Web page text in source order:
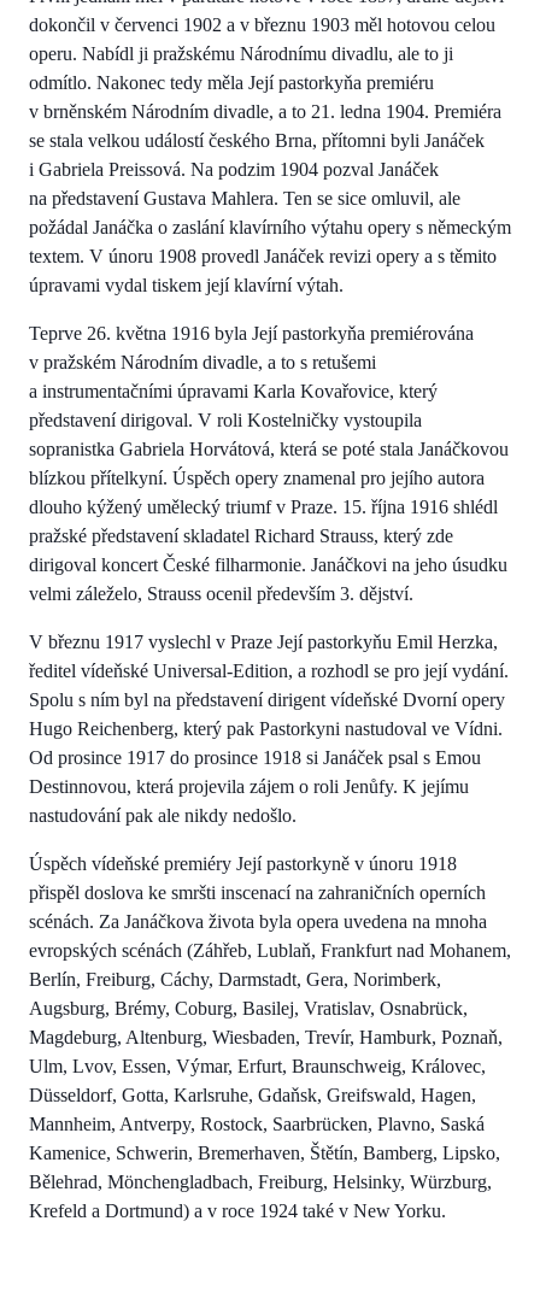
dokončil v červenci 1902 a v březnu 1903 měl hotovou celou
operu. Nabídl ji pražskému Národnímu divadlu, ale to ji
odmítlo. Nakonec tedy měla Její pastorkyňa premiéru
v brněnském Národním divadle, a to 21. ledna 1904. Premiéra
se stala velkou událostí českého Brna, přítomni byli Janáček
i Gabriela Preissová. Na podzim 1904 pozval Janáček
na představení Gustava Mahlera. Ten se sice omluvil, ale
požádal Janáčka o zaslání klavírního výtahu opery s německým
textem. V únoru 1908 provedl Janáček revizi opery a s těmito
úpravami vydal tiskem její klavírní výtah.
Teprve 26. května 1916 byla Její pastorkyňa premiérována
v pražském Národním divadle, a to s retušemi
a instrumentačními úpravami Karla Kovařovice, který
představení dirigoval. V roli Kostelničky vystoupila
sopranistka Gabriela Horvátová, která se poté stala Janáčkovou
blízkou přítelkyní. Úspěch opery znamenal pro jejího autora
dlouho kýžený umělecký triumf v Praze. 15. října 1916 shlédl
pražské představení skladatel Richard Strauss, který zde
dirigoval koncert České filharmonie. Janáčkovi na jeho úsudku
velmi záleželo, Strauss ocenil především 3. dějství.
V březnu 1917 vyslechl v Praze Její pastorkyňu Emil Herzka,
ředitel vídeňské Universal-Edition, a rozhodl se pro její vydání.
Spolu s ním byl na představení dirigent vídeňské Dvorní opery
Hugo Reichenberg, který pak Pastorkyni nastudoval ve Vídni.
Od prosince 1917 do prosince 1918 si Janáček psal s Emou
Destinnovou, která projevila zájem o roli Jenůfy. K jejímu
nastudování pak ale nikdy nedošlo.
Úspěch vídeňské premiéry Její pastorkyně v únoru 1918
přispěl doslova ke smršti inscenací na zahraničních operních
scénách. Za Janáčkova života byla opera uvedena na mnoha
evropských scénách (Záhřeb, Lublaň, Frankfurt nad Mohanem,
Berlín, Freiburg, Cáchy, Darmstadt, Gera, Norimberk,
Augsburg, Brémy, Coburg, Basilej, Vratislav, Osnabrück,
Magdeburg, Altenburg, Wiesbaden, Trevír, Hamburk, Poznaň,
Ulm, Lvov, Essen, Výmar, Erfurt, Braunschweig, Královec,
Düsseldorf, Gotta, Karlsruhe, Gdaňsk, Greifswald, Hagen,
Mannheim, Antverpy, Rostock, Saarbrücken, Plavno, Saská
Kamenice, Schwerin, Bremerhaven, Štětín, Bamberg, Lipsko,
Bělehrad, Mönchengladbach, Freiburg, Helsinky, Würzburg,
Krefeld a Dortmund) a v roce 1924 také v New Yorku.